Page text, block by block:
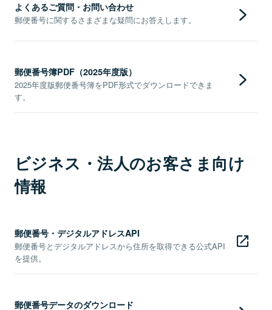
よくあるご質問・お問い合わせ
郵便番号に関するさまざまな疑問にお答えします。
郵便番号簿PDF（2025年度版）
2025年度版郵便番号簿をPDF形式でダウンロードできま
す。
ビジネス・法人のお客さま向け
情報
郵便番号・デジタルアドレスAPI
郵便番号とデジタルアドレスから住所を取得できる公式API
を提供。
郵便番号データのダウンロード